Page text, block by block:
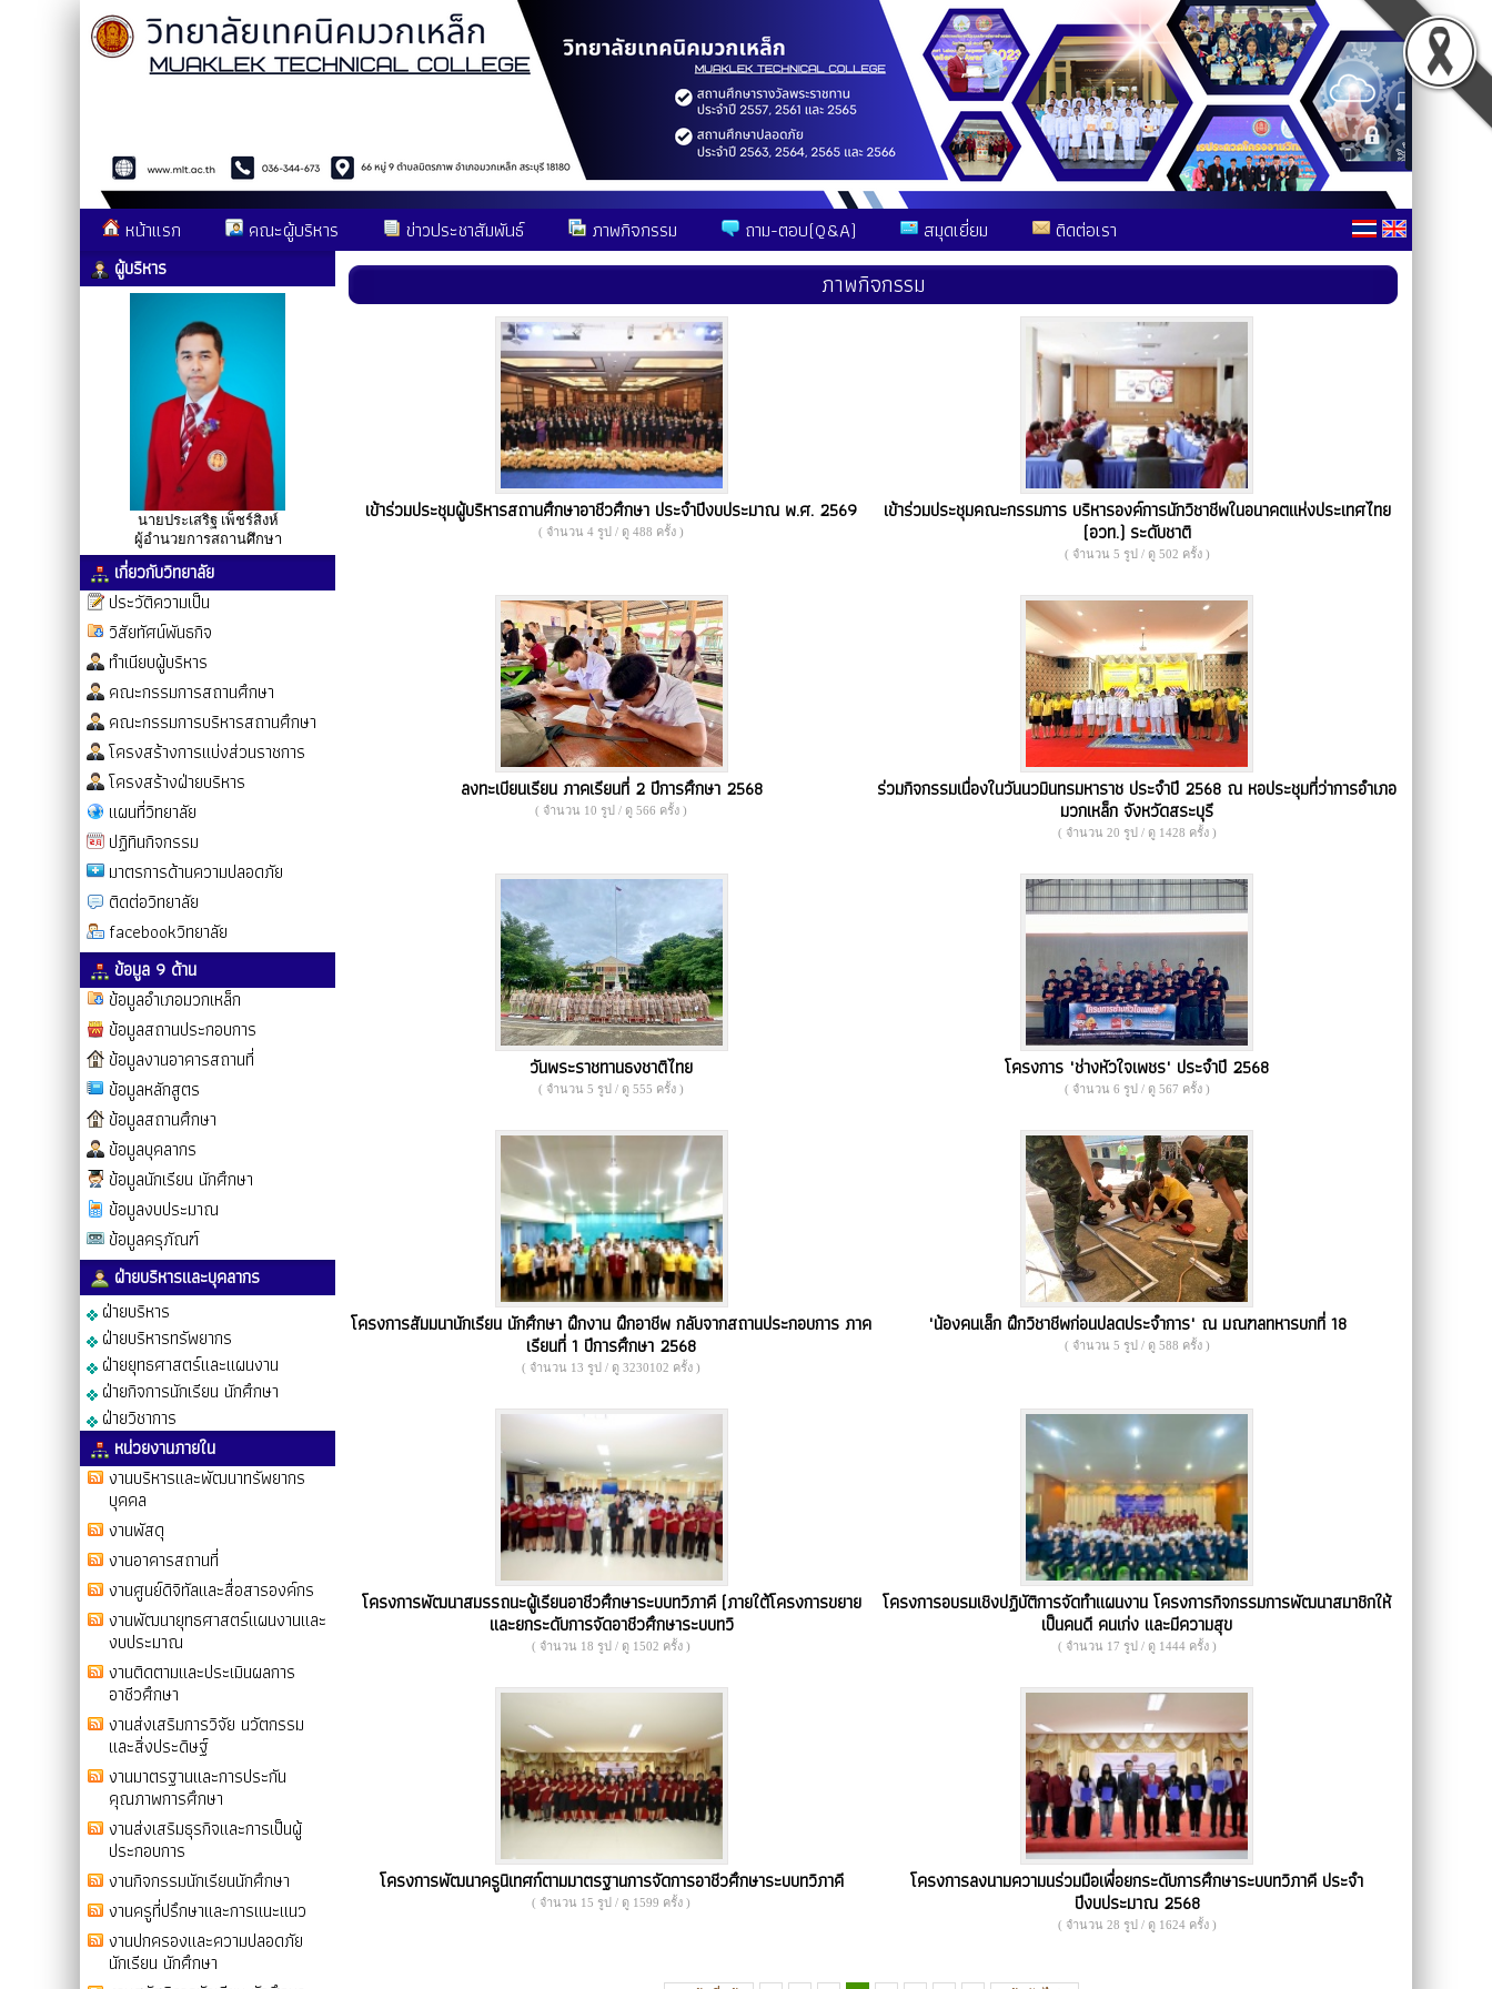
หน้าแรก คณะผู้บริหาร ข่าวประชาสัมพันธ์ ภาพกิจกรรม ถาม-ตอบ(Q&A) สมุดเยี่ยม ติดต่อเรา
ผู้บริหาร
นายประเสริฐ เพ็ชร์สิงห์
ผู้อำนวยการสถานศึกษา
เกี่ยวกับวิทยาลัย
ประวัติความเป็น
วิสัยทัศน์พันธกิจ
ทำเนียบผู้บริหาร
คณะกรรมการสถานศึกษา
คณะกรรมการบริหารสถานศึกษา
โครงสร้างการแบ่งส่วนราชการ
โครงสร้างฝ่ายบริหาร
แผนที่วิทยาลัย
ปฏิทินกิจกรรม
มาตรการด้านความปลอดภัย
ติดต่อวิทยาลัย
facebookวิทยาลัย
ข้อมูล 9 ด้าน
ข้อมูลอำเภอมวกเหล็ก
ข้อมูลสถานประกอบการ
ข้อมูลงานอาคารสถานที่
ข้อมูลหลักสูตร
ข้อมูลสถานศึกษา
ข้อมูลบุคลากร
ข้อมูลนักเรียน นักศึกษา
ข้อมูลงบประมาณ
ข้อมูลครุภัณฑ์
ฝ่ายบริหารและบุคลากร
ฝ่ายบริหาร
ฝ่ายบริหารทรัพยากร
ฝ่ายยุทธศาสตร์และแผนงาน
ฝ่ายกิจการนักเรียน นักศึกษา
ฝ่ายวิชาการ
หน่วยงานภายใน
งานบริหารและพัฒนาทรัพยากร
บุคคล
งานพัสดุ
งานอาคารสถานที่
งานศูนย์ดิจิทัลและสื่อสารองค์กร
งานพัฒนายุทธศาสตร์แผนงานและ
งบประมาณ
งานติดตามและประเมินผลการ
อาชีวศึกษา
งานส่งเสริมการวิจัย นวัตกรรม
และสิ่งประดิษฐ์
งานมาตรฐานและการประกัน
คุณภาพการศึกษา
งานส่งเสริมธุรกิจและการเป็นผู้
ประกอบการ
งานกิจกรรมนักเรียนนักศึกษา
งานครูที่ปรึกษาและการแนะแนว
งานปกครองและความปลอดภัย
นักเรียน นักศึกษา
ภาพกิจกรรม
เข้าร่วมประชุมผู้บริหารสถานศึกษาอาชีวศึกษา ประจำปีงบประมาณ พ.ศ. 2569
( จำนวน 4 รูป / ดู 488 ครั้ง )
เข้าร่วมประชุมคณะกรรมการ บริหารองค์การนักวิชาชีพในอนาคตแห่งประเทศไทย
(อวท.) ระดับชาติ
( จำนวน 5 รูป / ดู 502 ครั้ง )
ลงทะเบียนเรียน ภาคเรียนที่ 2 ปีการศึกษา 2568
( จำนวน 10 รูป / ดู 566 ครั้ง )
ร่วมกิจกรรมเนื่องในวันนวมินทรมหาราช ประจำปี 2568 ณ หอประชุมที่ว่าการอำเภอ
มวกเหล็ก จังหวัดสระบุรี
( จำนวน 20 รูป / ดู 1428 ครั้ง )
วันพระราชทานธงชาติไทย
( จำนวน 5 รูป / ดู 555 ครั้ง )
โครงการ "ช่างหัวใจเพชร" ประจำปี 2568
( จำนวน 6 รูป / ดู 567 ครั้ง )
โครงการสัมมนานักเรียน นักศึกษา ฝึกงาน ฝึกอาชีพ กลับจากสถานประกอบการ ภาค
เรียนที่ 1 ปีการศึกษา 2568
( จำนวน 13 รูป / ดู 3230102 ครั้ง )
"น้องคนเล็ก​ ฝึกวิชาชีพก่อนปลดประจำการ" ณ มณฑลทหารบกที่ 18
( จำนวน 5 รูป / ดู 588 ครั้ง )
โครงการพัฒนาสมรรถนะผู้เรียนอาชีวศึกษาระบบทวิภาคี (ภายใต้โครงการขยาย
และยกระดับการจัดอาชีวศึกษาระบบทวิ
( จำนวน 18 รูป / ดู 1502 ครั้ง )
โครงการอบรมเชิงปฏิบัติการจัดทำแผนงาน โครงการกิจกรรมการพัฒนาสมาชิกให้
เป็นคนดี คนเก่ง และมีความสุข
( จำนวน 17 รูป / ดู 1444 ครั้ง )
โครงการพัฒนาครูนิเทศก์ตามมาตรฐานการจัดการอาชีวศึกษาระบบทวิภาคี
( จำนวน 15 รูป / ดู 1599 ครั้ง )
โครงการลงนามความนร่วมมือเพื่อยกระดับการศึกษาระบบทวิภาคี ประจำ
ปีงบประมาณ 2568
( จำนวน 28 รูป / ดู 1624 ครั้ง )